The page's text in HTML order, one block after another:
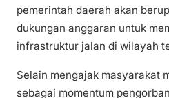
pemerintah daerah akan
dukungan anggaran untuk
infrastruktur jalan di wilayah
Selain mengajak masyarakat
sebagai momentum